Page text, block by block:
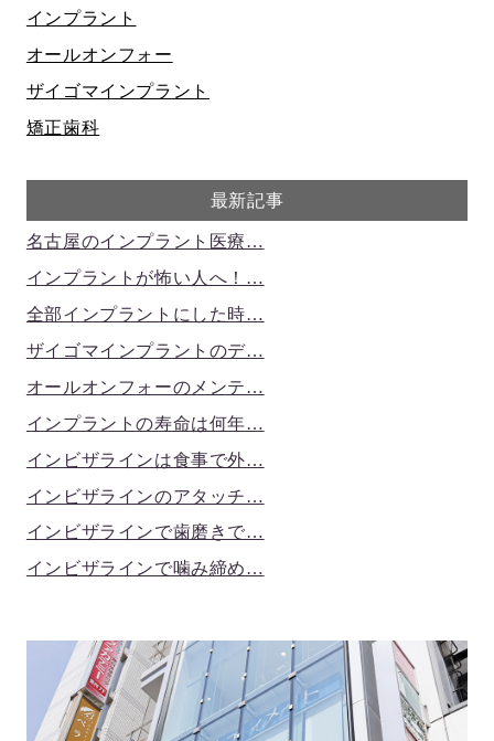
インプラント
オールオンフォー
ザイゴマインプラント
矯正歯科
最新記事
名古屋のインプラント医療…
インプラントが怖い人へ！…
全部インプラントにした時…
ザイゴマインプラントのデ…
オールオンフォーのメンテ…
インプラントの寿命は何年…
インビザラインは食事で外…
インビザラインのアタッチ…
インビザラインで歯磨きで…
インビザラインで噛み締め…